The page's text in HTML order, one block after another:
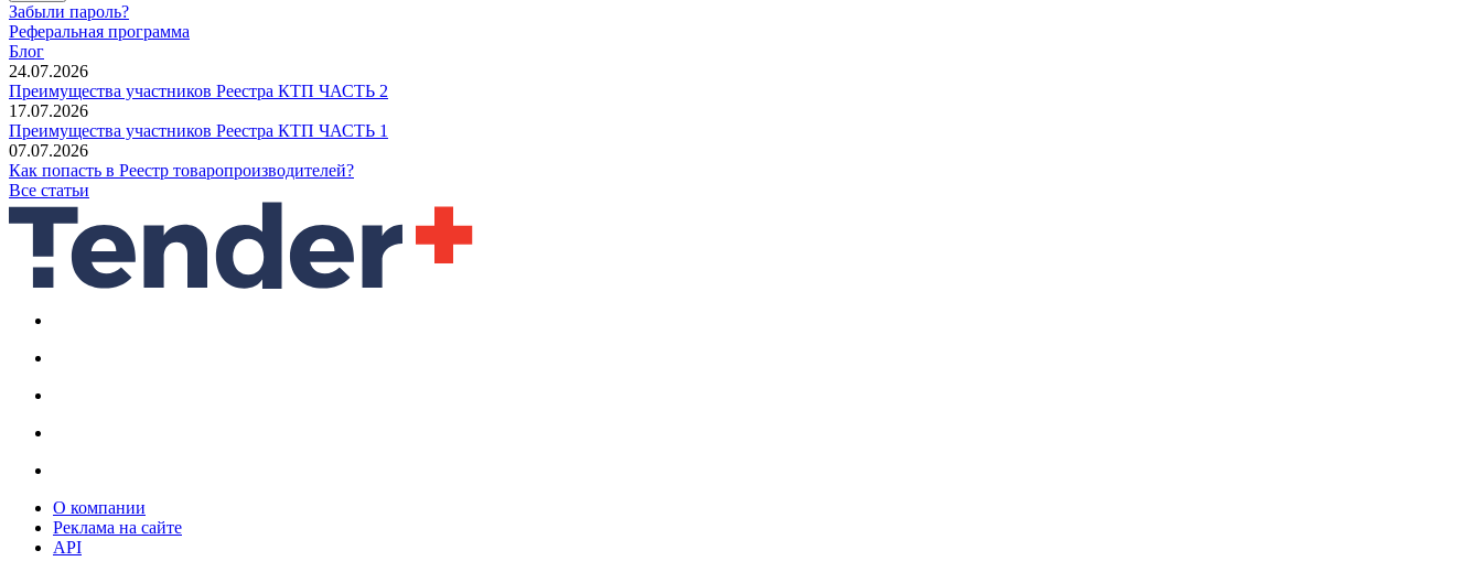
Забыли пароль?
Реферальная программа
Блог
24.07.2026
Преимущества участников Реестра КТП ЧАСТЬ 2
17.07.2026
Преимущества участников Реестра КТП ЧАСТЬ 1
07.07.2026
Как попасть в Реестр товаропроизводителей?
Все статьи
О компании
Реклама на сайте
API